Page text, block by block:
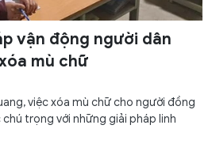
vận động người dân
mù chữ
việc xóa mù chữ cho người đồng
trọng với những giải pháp linh